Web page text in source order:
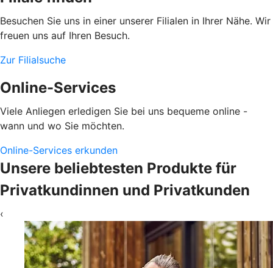
Besuchen Sie uns in einer unserer Filialen in Ihrer Nähe. Wir
freuen uns auf Ihren Besuch.
Zur Filialsuche
Online-Services
Viele Anliegen erledigen Sie bei uns bequeme online -
wann und wo Sie möchten.
Online-Services erkunden
Unsere beliebtesten Produkte für
Privatkundinnen und Privatkunden
‹